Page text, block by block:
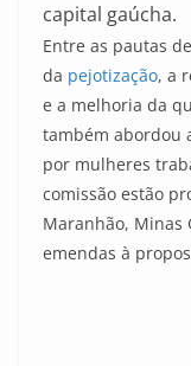
capital gaúcha.
Entre as pautas
da pejotização, a
e a melhoria da
também abordou
por mulheres
comissão estão
Maranhão, Minas
emendas à